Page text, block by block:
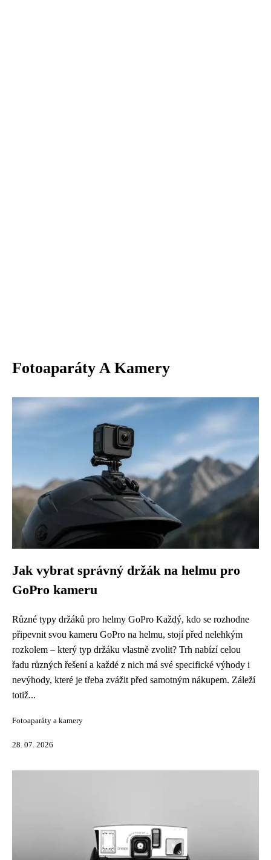
Fotoaparáty A Kamery
Jak vybrat správný držák na helmu pro
GoPro kameru
Různé typy držáků pro helmy GoPro Každý, kdo se rozhodne
připevnit svou kameru GoPro na helmu, stojí před nelehkým
rozkolem – který typ držáku vlastně zvolit? Trh nabízí celou
řadu různých řešení a každé z nich má své specifické výhody i
nevýhody, které je třeba zvážit před samotným nákupem. Záleží
totiž...
Fotoaparáty a kamery
28. 07. 2026